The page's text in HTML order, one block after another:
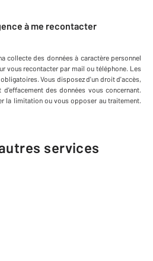
à me recontacter
collecte des données à caractère personnel
vous recontacter par mail ou téléphone. Les
Vous disposez d'un droit d'accès,
des données vous concernant.
la limitation ou vous opposer au traitement.
services